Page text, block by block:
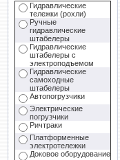
Гидравлические
тележки (рохли)
Ручные
гидравлические
штабелеры
Гидравлические
штабелеры с
электроподъемом
Гидравлические
самоходные
штабелеры
Автопогрузчики
Электрические
погрузчики
Ричтраки
Платформенные
электротележки
Доковое оборудование